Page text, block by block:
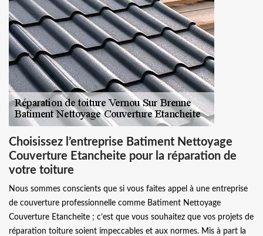
Choisissez l’entreprise Batiment Nettoyage
Couverture Etancheite pour la réparation de
votre toiture
Nous sommes conscients que si vous faites appel à une entreprise
de couverture professionnelle comme Batiment Nettoyage
Couverture Etancheite ; c’est que vous souhaitez que vos projets de
réparation toiture soient impeccables et aux normes. Mis à part la